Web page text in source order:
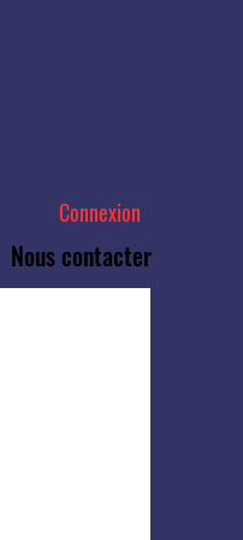
Connexion
Nous contacter